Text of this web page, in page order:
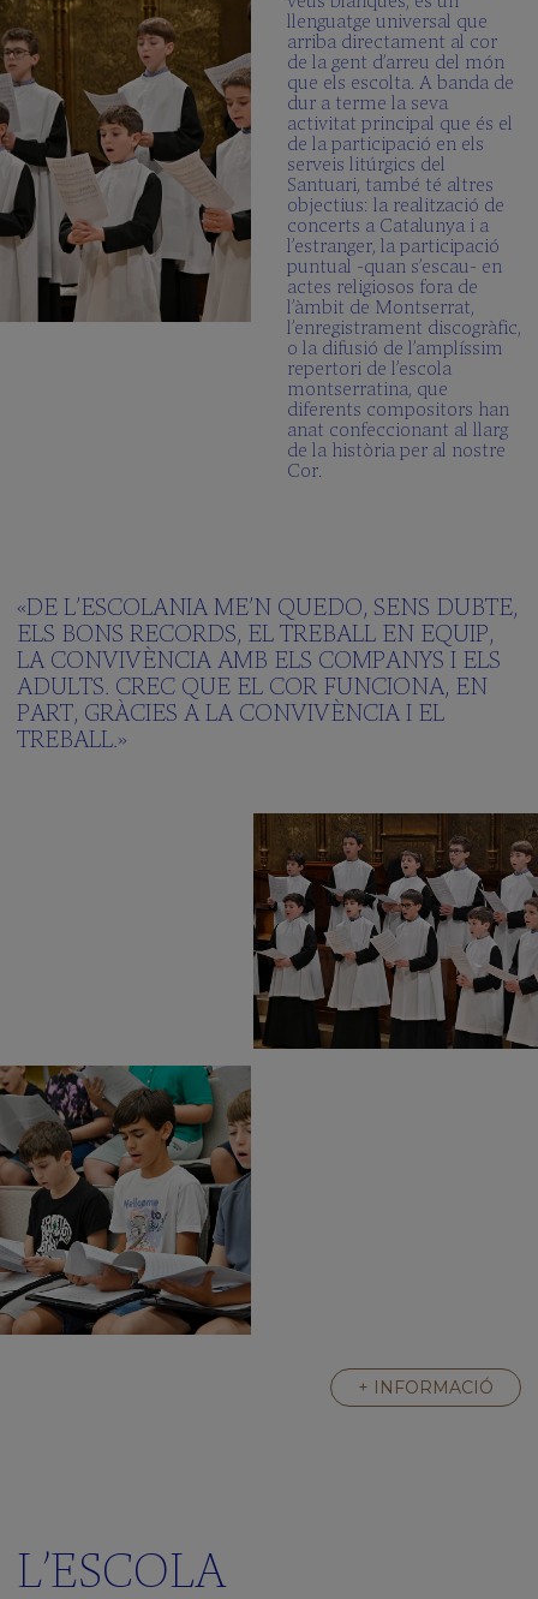
llenguatge universal que
arriba directament al cor
de la gent d’arreu del món
que els escolta. A banda de
dur a terme la seva
activitat principal que és el
de la participació en els
serveis litúrgics del
Santuari, també té altres
objectius: la realització de
concerts a Catalunya i a
l’estranger, la participació
puntual -quan s’escau- en
actes religiosos fora de
l’àmbit de Montserrat,
l’enregistrament discogràfic,
o la difusió de l’amplíssim
repertori de l’escola
montserratina, que
diferents compositors han
anat confeccionant al llarg
de la història per al nostre
Cor.
«DE L’ESCOLANIA ME’N QUEDO, SENS DUBTE,
ELS BONS RECORDS, EL TREBALL EN EQUIP,
LA CONVIVÈNCIA AMB ELS COMPANYS I ELS
ADULTS. CREC QUE EL COR FUNCIONA, EN
PART, GRÀCIES A LA CONVIVÈNCIA I EL
TREBALL.»
+ INFORMACIÓ
L’ESCOLA